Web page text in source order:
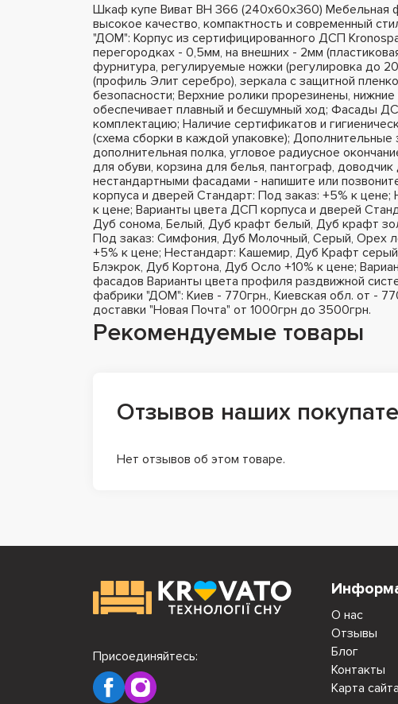
Шкаф купе Виват ВН 366 (240х60х360) Мебельная
высокое качество, компактность и современный
"ДОМ": Корпус из сертифицированного ДСП
перегородках - 0,5мм, на внешних - 2мм
фурнитура, регулируемые ножки (регулировка до
(профиль Элит серебро), зеркала с защитной
безопасности; Верхние ролики прорезинены,
обеспечивает плавный и бесшумный ход; Фасады
комплектацию; Наличие сертификатов и
(схема сборки в каждой упаковке);
дополнительная полка, угловое радиусное
для обуви, корзина для белья, пантограф,
нестандартными фасадами - напишите или
корпуса и дверей Стандарт: Под заказ: +5% к
к цене; Варианты цвета ДСП корпуса и дверей
Дуб сонома, Белый, Дуб крафт белый, Дуб крафт
Под заказ: Симфония, Дуб Молочный, Серый, Орех
+5% к цене; Нестандарт: Кашемир, Дуб Крафт
Блэкрок, Дуб Кортона, Дуб Осло +10% к цене;
фасадов Варианты цвета профиля раздвижной
фабрики "ДОМ": Киев - 770грн., Киевская обл. от -
доставки "Новая Почта" от 1000грн до 3500грн.
Рекомендуемые товары
Отзывов наших
Нет отзывов об этом товаре.
О нас
Отзывы
Блог
Контакты
Карта сайта
Присоединяйтесь: